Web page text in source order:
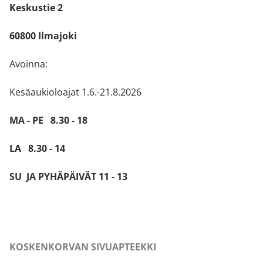
Keskustie 2
60800 Ilmajoki
Avoinna:
Kesäaukioloajat 1.6.-21.8.2026
MA - PE 8.30 - 18
LA 8.30 - 14
SU JA PYHÄPÄIVÄT 11 - 13
KOSKENKORVAN SIVUAPTEEKKI